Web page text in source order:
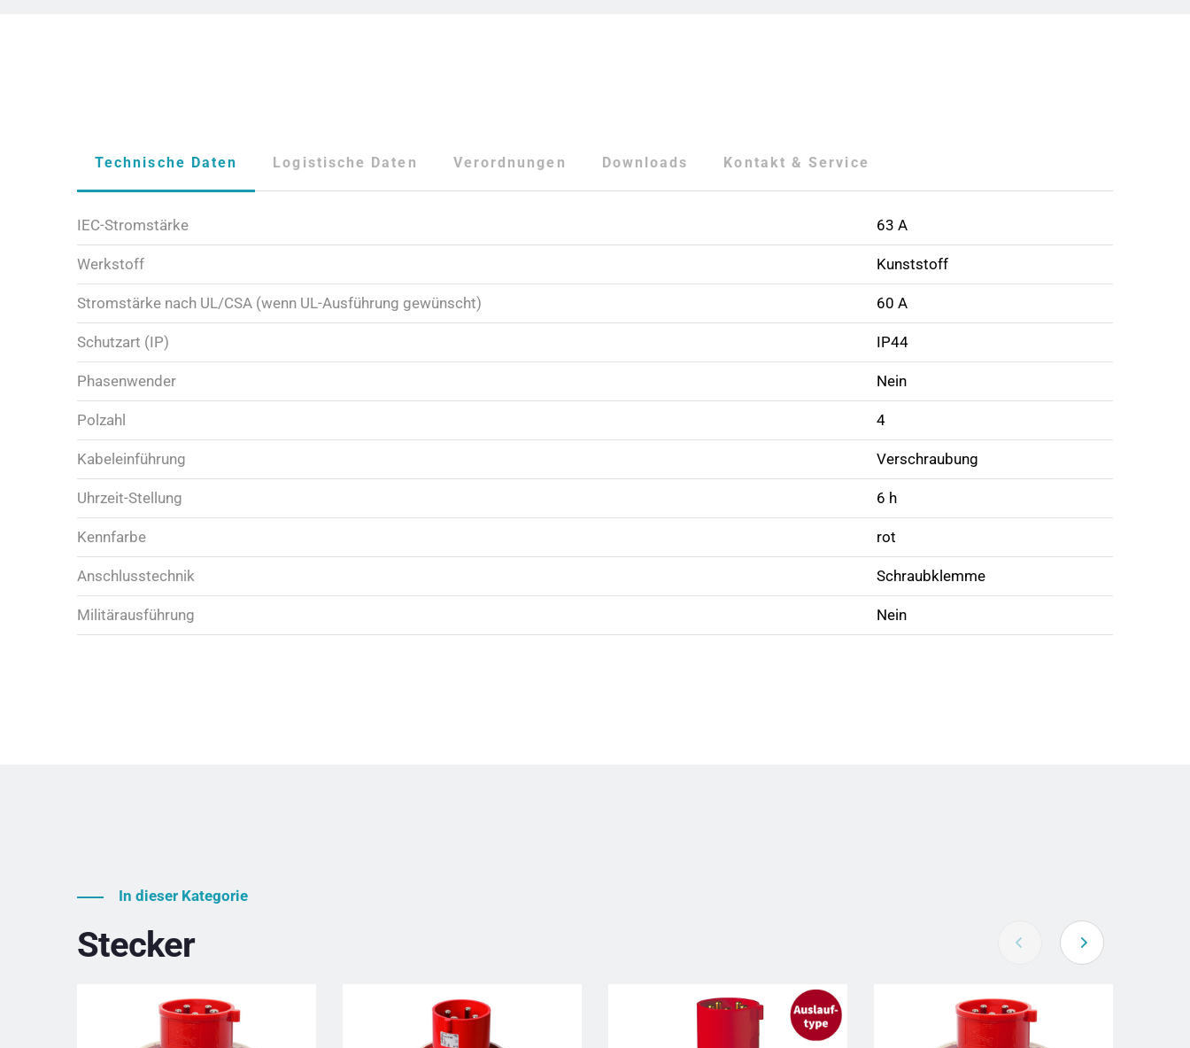
Technische Daten Logistische Daten Verordnungen Downloads Kontakt & Service
IEC-Stromstärke 63 A
Werkstoff Kunststoff
Stromstärke nach UL/CSA (wenn UL-Ausführung gewünscht) 60 A
Schutzart (IP) IP44
Phasenwender Nein
Polzahl 4
Kabeleinführung Verschraubung
Uhrzeit-Stellung 6 h
Kennfarbe rot
Anschlusstechnik Schraubklemme
Militärausführung Nein
In dieser Kategorie
Stecker